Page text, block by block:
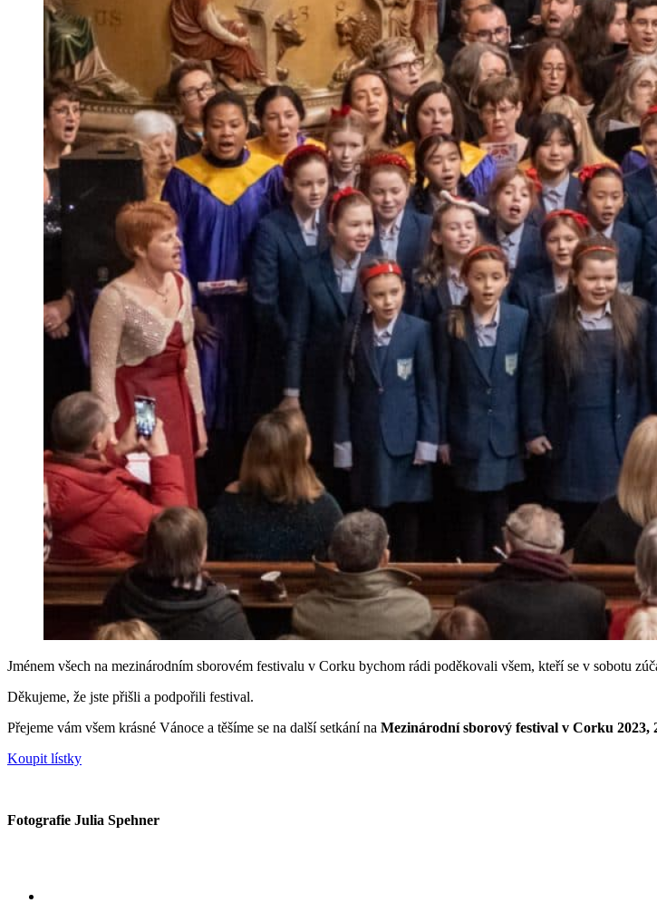
Jménem všech na mezinárodním sborovém festivalu v Corku bychom rádi poděkovali všem, kteří se v sobotu
Děkujeme, že jste přišli a podpořili festival.
Přejeme vám všem krásné Vánoce a těšíme se na další setkání na Mezinárodní sborový festival v Corku 2023,
Koupit lístky
Fotografie Julia Spehner